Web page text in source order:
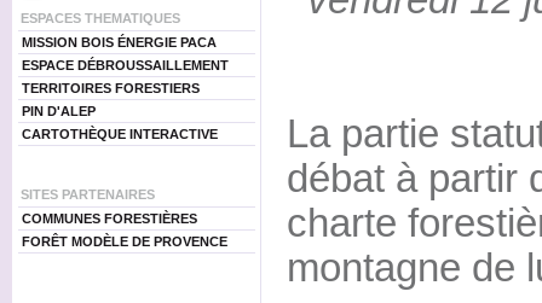
ESPACES THEMATIQUES
MISSION BOIS ÉNERGIE PACA
ESPACE DÉBROUSSAILLEMENT
TERRITOIRES FORESTIERS
PIN D'ALEP
CARTOTHÈQUE INTERACTIVE
SITES PARTENAIRES
COMMUNES FORESTIÈRES
FORÊT MODÈLE DE PROVENCE
La partie
débat à partir
charte
montagne de